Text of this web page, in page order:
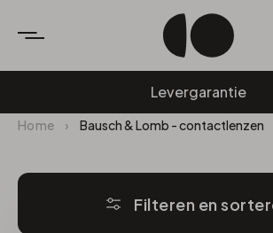
Levergarantie
Home › Bausch & Lomb - contactlenzen
Filteren en